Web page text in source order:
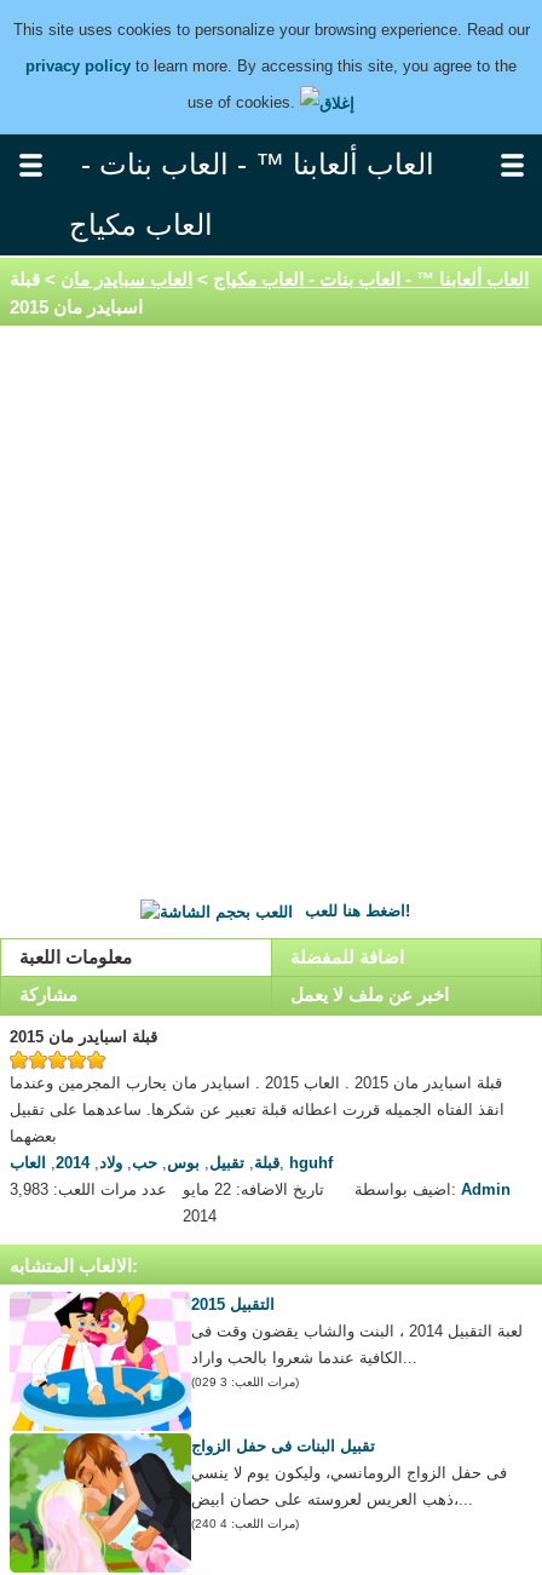
This site uses cookies to personalize your browsing experience. Read our
privacy policy to learn more. By accessing this site, you agree to the
use of cookies.
العاب ألعابنا ™ - العاب بنات -
العاب مكياج
العاب ألعابنا ™ - العاب بنات - العاب مكياج > العاب سبايدر مان > قبلة
اسبايدر مان 2015
اضغط هنا للعب!
معلومات اللعبة
اضافة للمفضلة
مشاركة
اخبر عن ملف لا يعمل
قبلة اسبايدر مان 2015
قبلة اسبايدر مان 2015 . العاب 2015 . اسبايدر مان يحارب المجرمين وعندما
انقذ الفتاه الجميله قررت اعطائه قبلة تعبير عن شكرها. ساعدهما على تقبيل
بعضهما
قبلة, تقبيل, بوس, حب, ولاد,
2014
, العاب , hguhf
عدد مرات اللعب: 3,983
تاريخ الاضافه: 22 مايو
2014
اضيف بواسطة:Admin
الالعاب المتشابه:
التقبيل 2015
لعبة التقبيل 2014 ، البنت والشاب يقضون وقت فى
الكافية عندما شعروا بالحب واراد...
(مرات اللعب: 3 029)
تقبيل البنات فى حفل الزواج
فى حفل الزواج الرومانسي، وليكون يوم لا ينسي
ذهب العريس لعروسته على حصان ابيض،...
(مرات اللعب: 4 240)